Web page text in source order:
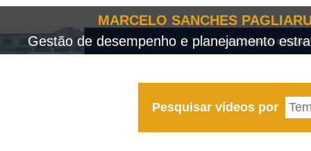
MARCELO SANCHES
Gestão de desempenho e planejamento
Pesquisar vídeos por